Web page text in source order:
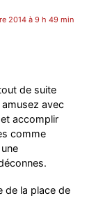
2014 à 9 h 49 min
de suite
avec
accomplir
comme
de la place de